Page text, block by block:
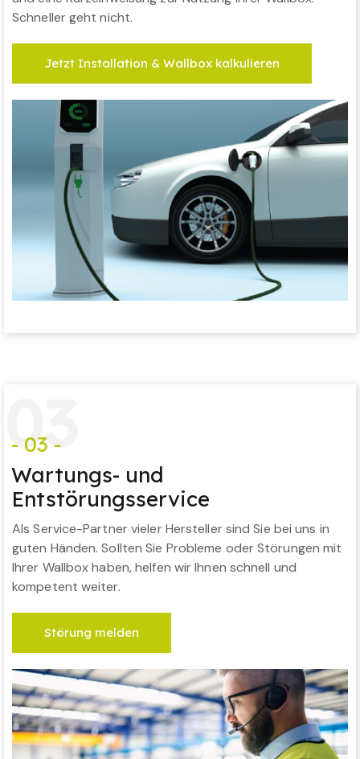
Schneller geht nicht.
Jetzt Installation & Wallbox kalkulieren
03
- 03 -
Wartungs- und
Entstörungsservice
Als Service-Partner vieler Hersteller sind Sie bei uns in
guten Händen. Sollten Sie Probleme oder Störungen mit
Ihrer Wallbox haben, helfen wir Ihnen schnell und
kompetent weiter.
Störung melden